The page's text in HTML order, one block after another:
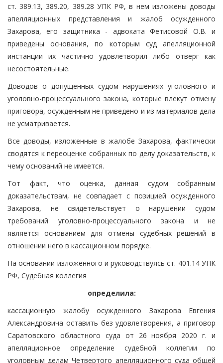
ст. 389.13, 389.20, 389.28 УПК РФ, в нем изложены доводы
апелляционных представления и жалоб осужденного
Захарова, его защитника - адвоката Фетисовой О.В. и
приведены основания, по которым суд апелляционной
инстанции их частично удовлетворил либо отверг как
несостоятельные.
Доводов о допущенных судом нарушениях уголовного и
уголовно-процессуального закона, которые влекут отмену
приговора, осужденным не приведено и из материалов дела
не усматривается.
Все доводы, изложенные в жалобе Захарова, фактически
сводятся к переоценке собранных по делу доказательств, к
чему оснований не имеется.
Тот факт, что оценка, данная судом собранным
доказательствам, не совпадает с позицией осужденного
Захарова, не свидетельствует о нарушении судом
требований уголовно-процессуального закона и не
является основанием для отмены судебных решений в
отношении него в кассационном порядке.
На основании изложенного и руководствуясь ст. 401.14 УПК
РФ, Судебная коллегия
определила:
кассационную жалобу осужденного Захарова Евгения
Александровича оставить без удовлетворения, а приговор
Саратовского областного суда от 26 ноября 2020 г. и
апелляционное определение судебной коллегии по
уголовным делам Четвертого апелляционного суда общей